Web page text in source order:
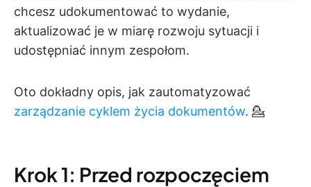
chcesz udokumentować to wydanie,
aktualizować je w miarę rozwoju sytuacji i
udostępniać innym zespołom.
Oto dokładny opis, jak zautomatyzować
zarządzanie cyklem życia dokumentów. 💁
Krok 1: Przed rozpoczęciem